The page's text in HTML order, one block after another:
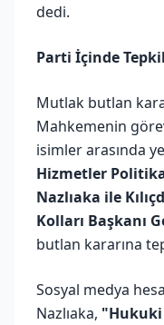
dedi.
Parti İçinde
Mutlak butlan
Mahkemenin
isimler arasında
Hizmetler
Nazlıaka ile
Kolları Başkanı
butlan kararına
Sosyal medya
Nazlıaka, "Hukuki